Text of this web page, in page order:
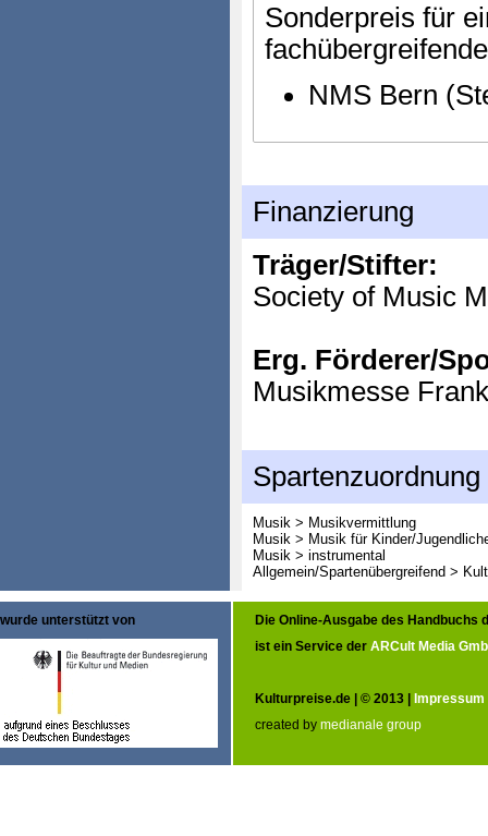
Sonderpreis für
NMS Bern
Finanzierung
Träger/Stifter:
Society of Music
Erg. Förderer/
Musikmesse
Spartenzuordnung
Musik > Musikvermittlung
Musik > Musik für Kinder/
Musik > instrumental
Allgemein/Spartenübergreifend >
wurde unterstützt von
Die Online-Ausgabe des Handbuchs
ist ein Service der ARCult Media
Kulturpreise.de | © 2013 | Impressum
created by medianale group